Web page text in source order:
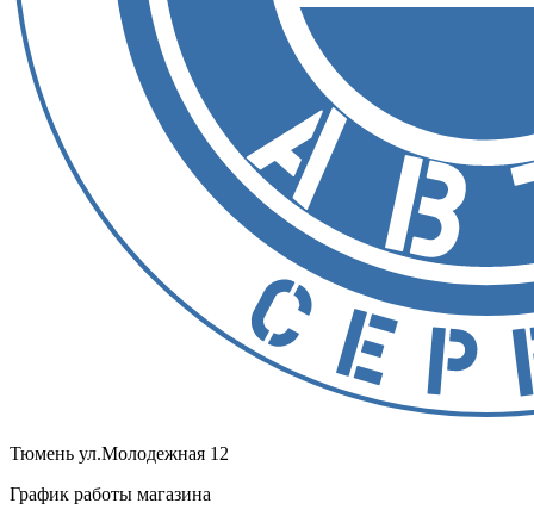
Тюмень ул.Молодежная 12
График работы магазина